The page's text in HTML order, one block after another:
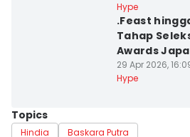
Hype
.Feast
Tahap
Awards
29 Apr 2026,
Hype
Topics
Hindia Baskara Putra